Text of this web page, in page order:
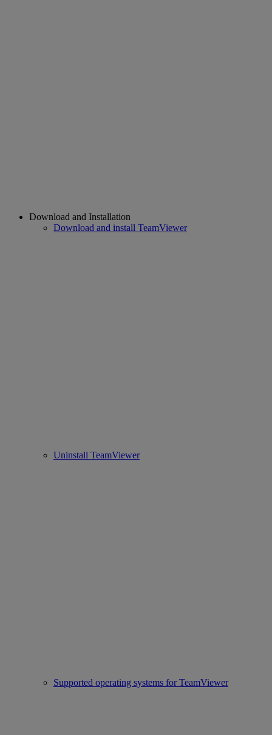
Download and Installation
Download and install TeamViewer
Uninstall TeamViewer
Supported operating systems for TeamViewer